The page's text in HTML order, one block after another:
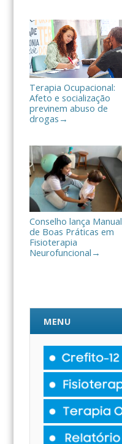
a
r
Terapia Ocupacional:
Afeto e socialização
previnem abuso de
drogas →
Conselho lança Manual
de Boas Práticas em
Fisioterapia
Neurofuncional →
MENU